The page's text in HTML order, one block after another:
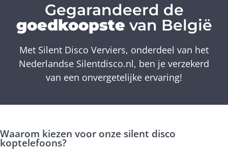
Gegarandeerd de
goedkoopste van België
Met Silent Disco Verviers, onderdeel van het
Nederlandse Silentdisco.nl, ben je verzekerd
van een onvergetelijke ervaring!
Waarom kiezen voor onze silent disco
koptelefoons?